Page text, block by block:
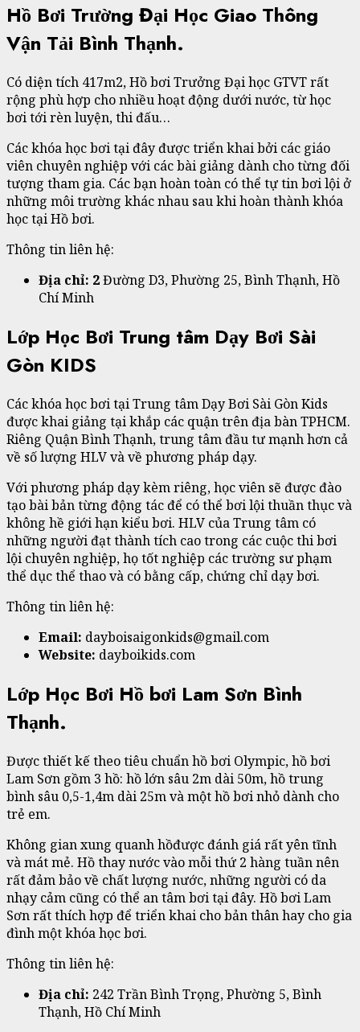
Hồ Bơi Trường Đại Học Giao Thông
Vận Tải Bình Thạnh.
Có diện tích 417m2, Hồ bơi Trưởng Đại học GTVT rất
rộng phù hợp cho nhiều hoạt động dưới nước, từ học
bơi tới rèn luyện, thi đấu…
Các khóa học bơi tại đây được triển khai bởi các giáo
viên chuyên nghiệp với các bài giảng dành cho từng đối
tượng tham gia. Các bạn hoàn toàn có thể tự tin bơi lội ở
những môi trường khác nhau sau khi hoàn thành khóa
học tại Hồ bơi.
Thông tin liên hệ:
Địa chỉ: 2Đường D3, Phường 25, Bình Thạnh, Hồ
Chí Minh
Lớp Học Bơi Trung tâm Dạy Bơi Sài
Gòn KIDS
Các khóa học bơi tại Trung tâm Dạy Bơi Sài Gòn Kids
được khai giảng tại khắp các quận trên địa bàn TPHCM.
Riêng Quận Bình Thạnh, trung tâm đầu tư mạnh hơn cả
về số lượng HLV và về phương pháp dạy.
Với phương pháp dạy kèm riêng, học viên sẽ được đào
tạo bài bản từng động tác để có thể bơi lội thuần thục và
không hề giới hạn kiểu bơi. HLV của Trung tâm có
những người đạt thành tích cao trong các cuộc thi bơi
lội chuyên nghiệp, họ tốt nghiệp các trường sư phạm
thể dục thể thao và có bằng cấp, chứng chỉ dạy bơi.
Thông tin liên hệ:
Email: dayboisaigonkids@gmail.com
Website: dayboikids.com
Lớp Học Bơi Hồ bơi Lam Sơn Bình
Thạnh.
Được thiết kế theo tiêu chuẩn hồ bơi Olympic, hồ bơi
Lam Sơn gồm 3 hồ: hồ lớn sâu 2m dài 50m, hồ trung
bình sâu 0,5-1,4m dài 25m và một hồ bơi nhỏ dành cho
trẻ em.
Không gian xung quanh hồđược đánh giá rất yên tĩnh
và mát mẻ. Hồ thay nước vào mỗi thứ 2 hàng tuần nên
rất đảm bảo về chất lượng nước, những người có da
nhạy cảm cũng có thể an tâm bơi tại đây. Hồ bơi Lam
Sơn rất thích hợp để triển khai cho bản thân hay cho gia
đình một khóa học bơi.
Thông tin liên hệ:
Địa chỉ: 242 Trần Bình Trọng, Phường 5, Bình
Thạnh, Hồ Chí Minh